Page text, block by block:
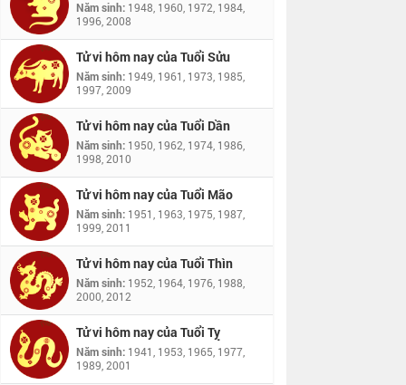
Năm sinh: 1948, 1960, 1972, 1984,
1996, 2008
Tử vi hôm nay của Tuổi Sửu
Năm sinh: 1949, 1961, 1973, 1985,
1997, 2009
Tử vi hôm nay của Tuổi Dần
Năm sinh: 1950, 1962, 1974, 1986,
1998, 2010
Tử vi hôm nay của Tuổi Mão
Năm sinh: 1951, 1963, 1975, 1987,
1999, 2011
Tử vi hôm nay của Tuổi Thìn
Năm sinh: 1952, 1964, 1976, 1988,
2000, 2012
Tử vi hôm nay của Tuổi Tỵ
Năm sinh: 1941, 1953, 1965, 1977,
1989, 2001